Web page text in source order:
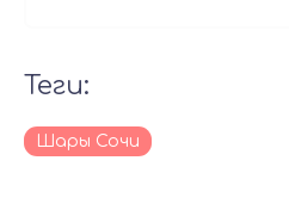
теги:
Шары Сочи